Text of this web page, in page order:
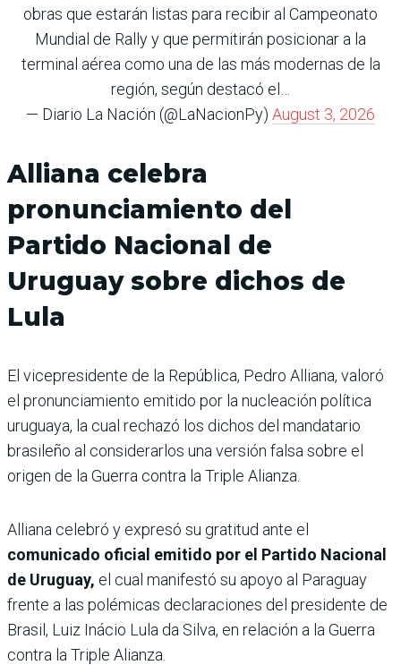
obras que estarán listas para recibir al Campeonato
Mundial de Rally y que permitirán posicionar a la
terminal aérea como una de las más modernas de la
región, según destacó el…
— Diario La Nación (@LaNacionPy) August 3, 2026
Alliana celebra
pronunciamiento del
Partido Nacional de
Uruguay sobre dichos de
Lula
El vicepresidente de la República, Pedro Alliana, valoró
el pronunciamiento emitido por la nucleación política
uruguaya, la cual rechazó los dichos del mandatario
brasileño al considerarlos una versión falsa sobre el
origen de la Guerra contra la Triple Alianza.
Alliana celebró y expresó su gratitud ante el
comunicado oficial emitido por el Partido Nacional
de Uruguay, el cual manifestó su apoyo al Paraguay
frente a las polémicas declaraciones del presidente de
Brasil, Luiz Inácio Lula da Silva, en relación a la Guerra
contra la Triple Alianza.